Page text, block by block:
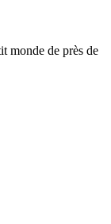
monde de près de